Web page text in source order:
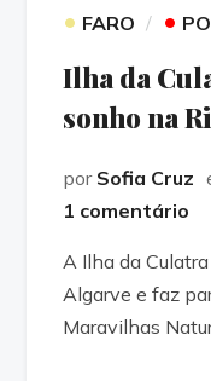
• FARO •
Ilha da
sonho na
por Sofia Cruz
1 comentário
A Ilha da
Algarve e faz
Maravilhas